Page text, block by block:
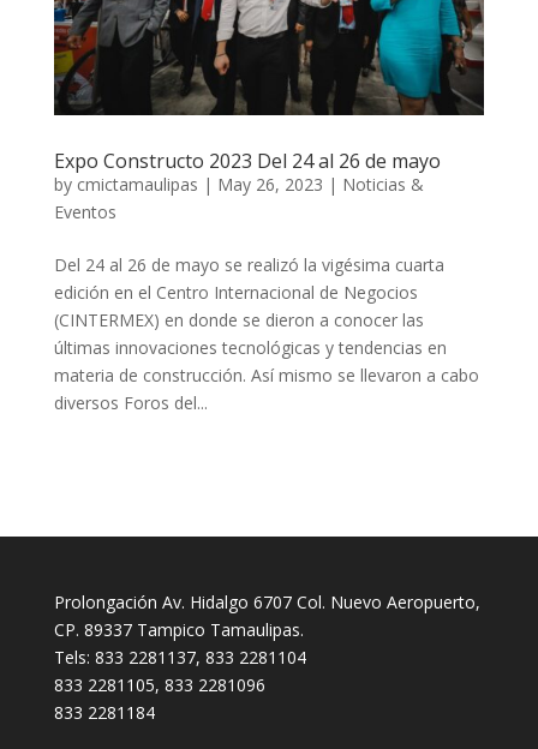
Expo Constructo 2023 Del 24 al 26 de mayo
by cmictamaulipas | May 26, 2023 | Noticias &
Eventos
Del 24 al 26 de mayo se realizó la vigésima cuarta
edición en el Centro Internacional de Negocios
(CINTERMEX) en donde se dieron a conocer las
últimas innovaciones tecnológicas y tendencias en
materia de construcción. Así mismo se llevaron a cabo
diversos Foros del...
Prolongación Av. Hidalgo 6707 Col. Nuevo Aeropuerto,
CP. 89337 Tampico Tamaulipas.
Tels: 833 2281137, 833 2281104
833 2281105, 833 2281096
833 2281184